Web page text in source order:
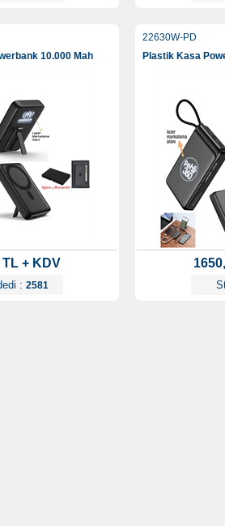
10.000 Mah
TL + KDV
: 2581
22630W-PD
Plastik Kasa